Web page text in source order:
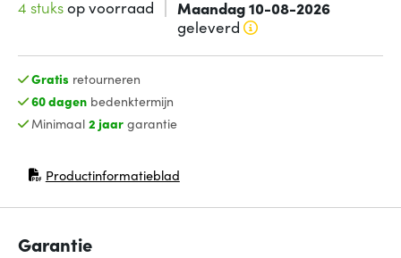
4 stuksop voorraad Maandag 10-08-2026
geleverd
Gratis retourneren
60 dagenbedenktermijn
Minimaal 2 jaargarantie
Productinformatieblad
(opent in nieuw venster)
Garantie